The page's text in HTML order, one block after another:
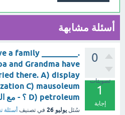
أسئلة مشابهة
0
تصويتات
1
إجابة
a family _________.
and Grandma have
there. A) display
C) mausoleum
D) petroleum ؟ - مع الشرح
سُئل يوليو 26 في تصنيف أسئلة